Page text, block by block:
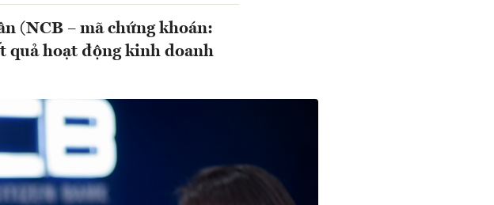
(NCB – mã chứng khoán:
quả hoạt động kinh doanh